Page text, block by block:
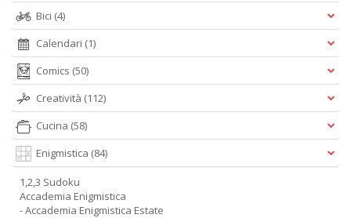
Bici (4)
Calendari (1)
Comics (50)
Creatività (112)
Cucina (58)
Enigmistica (84)
1,2,3 Sudoku
Accademia Enigmistica
- Accademia Enigmistica Estate